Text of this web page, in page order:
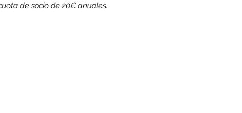
de socio de 20€ anuales.